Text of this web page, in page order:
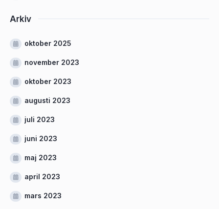
Arkiv
oktober 2025
november 2023
oktober 2023
augusti 2023
juli 2023
juni 2023
maj 2023
april 2023
mars 2023